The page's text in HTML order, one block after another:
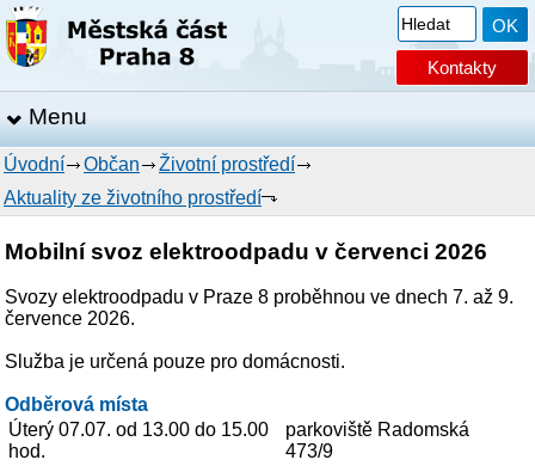
Kontakty
Menu
Úvodní Občan
Životní prostředí
Aktuality ze životního prostředí
Mobilní svoz elektroodpadu v červenci 2026
Svozy elektroodpadu v Praze 8 proběhnou ve dnech 7. až 9.
července 2026.
Služba je určená pouze pro domácnosti.
Odběrová místa
Úterý 07.07. od 13.00 do 15.00
hod.
parkoviště Radomská
473/9